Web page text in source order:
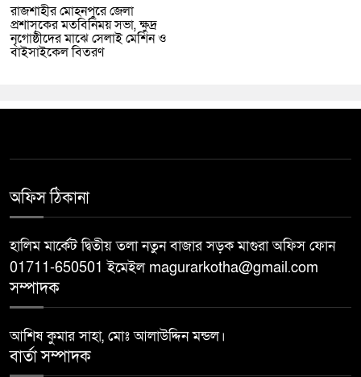
রাজশাহীর মোহনপুরে জেলা
প্রশাসকের মতবিনিময় সভা, ক্ষুদ্র
নৃগোষ্ঠীদের মাঝে সেলাই মেশিন ও
বাইসাইকেল বিতরণ
অফিস ঠিকানা
হালিম মার্কেট দ্বিতীয় তলা নতুন বাজার সড়ক মাগুরা অফিস ফোন
01711-650501 ইমেইল magurarkotha@gmail.com
সম্পাদক
আশিষ কুমার সাহা, মোঃ আলাউদ্দিন মন্ডল।
বার্তা সম্পাদক